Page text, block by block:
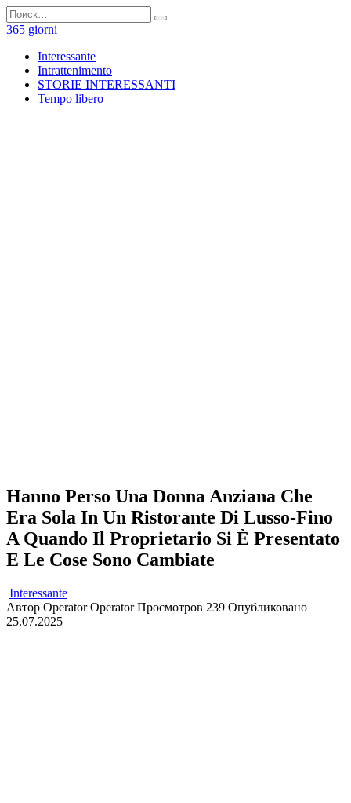
Перейти
к
содержанию
Search
for:
365 giorni
Interessante
Intrattenimento
STORIE INTERESSANTI
Tempo libero
Hanno Perso Una Donna Anziana Che
Era Sola In Un Ristorante Di Lusso-Fino
A Quando Il Proprietario Si È Presentato
E Le Cose Sono Cambiate
Interessante
Автор Operator Operator Просмотров 239 Опубликовано
25.07.2025